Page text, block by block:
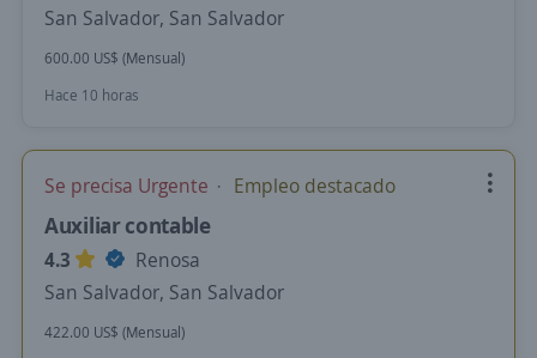
San Salvador, San Salvador
600.00 US$ (Mensual)
Hace 10 horas
Se precisa Urgente Empleo destacado
Auxiliar contable
4.3
Renosa
San Salvador, San Salvador
422.00 US$ (Mensual)